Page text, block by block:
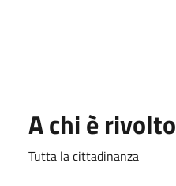
A chi è rivolto
Tutta la cittadinanza